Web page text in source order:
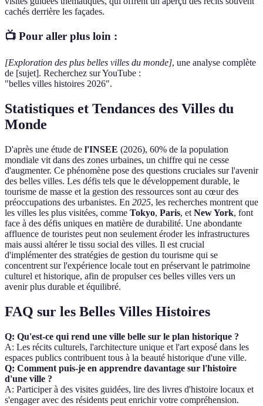
cachés derrière les façades.
📺 Pour aller plus loin :
[Exploration des plus belles villes du monde], une analyse complète
de [sujet]. Recherchez sur YouTube :
"belles villes histoires 2026".
Statistiques et Tendances des Villes du
Monde
D'après une étude de l'INSEE (2026), 60% de la population
mondiale vit dans des zones urbaines, un chiffre qui ne cesse
d'augmenter. Ce phénomène pose des questions cruciales sur l'avenir
des belles villes. Les défis tels que le développement durable, le
tourisme de masse et la gestion des ressources sont au cœur des
préoccupations des urbanistes. En 2025, les recherches montrent que
les villes les plus visitées, comme Tokyo, Paris, et New York, font
face à des défis uniques en matière de durabilité. Une abondante
affluence de touristes peut non seulement éroder les infrastructures
mais aussi altérer le tissu social des villes. Il est crucial
d'implémenter des stratégies de gestion du tourisme qui se
concentrent sur l'expérience locale tout en préservant le patrimoine
culturel et historique, afin de propulser ces belles villes vers un
avenir plus durable et équilibré.
FAQ sur les Belles Villes Histoires
Q: Qu'est-ce qui rend une ville belle sur le plan historique ?
A: Les récits culturels, l'architecture unique et l'art exposé dans les
espaces publics contribuent tous à la beauté historique d'une ville.
Q: Comment puis-je en apprendre davantage sur l'histoire
d'une ville ?
A: Participer à des visites guidées, lire des livres d'histoire locaux et
s'engager avec des résidents peut enrichir votre compréhension.